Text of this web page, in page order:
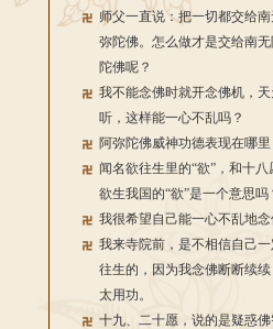
师父一直说：把一切都交给
弥陀佛。怎么做才是交给南
陀佛呢？
我不能念佛时就开念佛机，
听，这样能一心不乱吗？
阿弥陀佛威神功德表现在哪里
闻名欲往生里的“欲”，和十八
欲生我国的“欲”是一个意思吗
我很希望自己能一心不乱地念
我来寺院前，是不相信自己
往生的，因为我念佛断断续续
太用功。
十九、二十愿，说的是疑惑佛